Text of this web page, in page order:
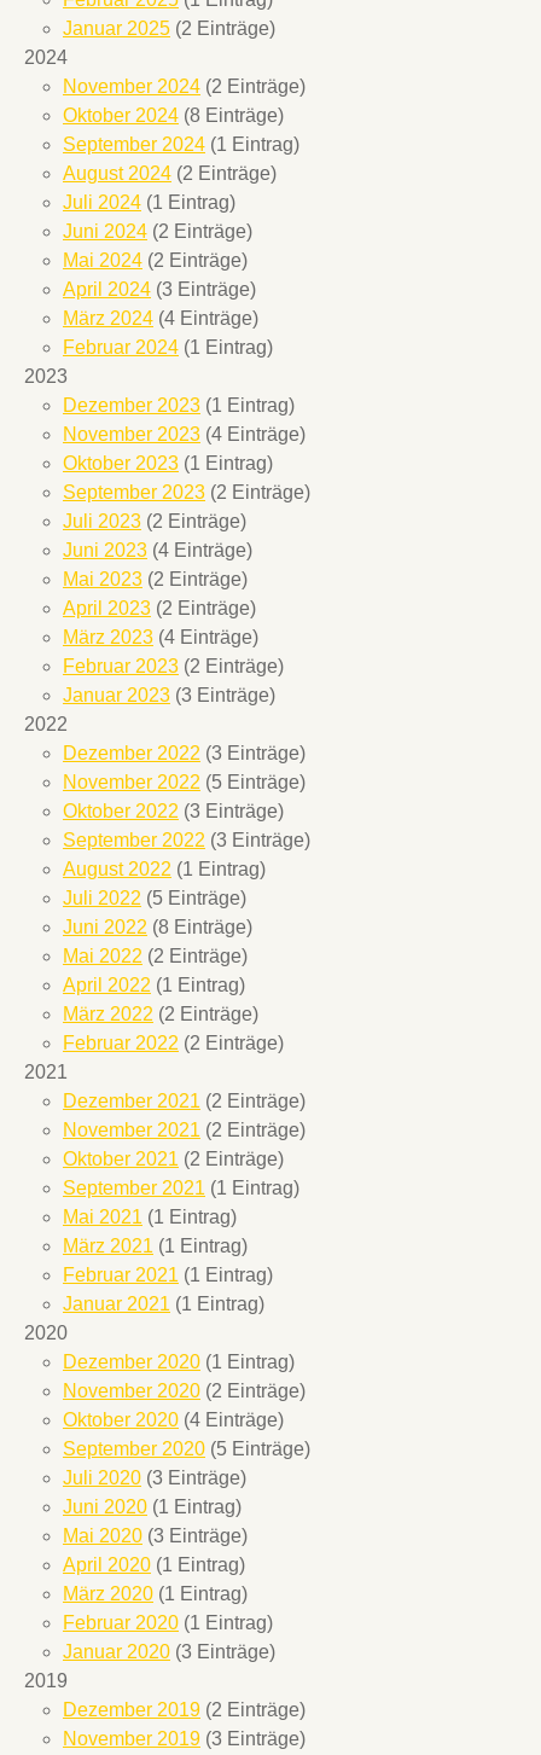
Januar 2025 (2 Einträge)
2024
November 2024 (2 Einträge)
Oktober 2024 (8 Einträge)
September 2024 (1 Eintrag)
August 2024 (2 Einträge)
Juli 2024 (1 Eintrag)
Juni 2024 (2 Einträge)
Mai 2024 (2 Einträge)
April 2024 (3 Einträge)
März 2024 (4 Einträge)
Februar 2024 (1 Eintrag)
2023
Dezember 2023 (1 Eintrag)
November 2023 (4 Einträge)
Oktober 2023 (1 Eintrag)
September 2023 (2 Einträge)
Juli 2023 (2 Einträge)
Juni 2023 (4 Einträge)
Mai 2023 (2 Einträge)
April 2023 (2 Einträge)
März 2023 (4 Einträge)
Februar 2023 (2 Einträge)
Januar 2023 (3 Einträge)
2022
Dezember 2022 (3 Einträge)
November 2022 (5 Einträge)
Oktober 2022 (3 Einträge)
September 2022 (3 Einträge)
August 2022 (1 Eintrag)
Juli 2022 (5 Einträge)
Juni 2022 (8 Einträge)
Mai 2022 (2 Einträge)
April 2022 (1 Eintrag)
März 2022 (2 Einträge)
Februar 2022 (2 Einträge)
2021
Dezember 2021 (2 Einträge)
November 2021 (2 Einträge)
Oktober 2021 (2 Einträge)
September 2021 (1 Eintrag)
Mai 2021 (1 Eintrag)
März 2021 (1 Eintrag)
Februar 2021 (1 Eintrag)
Januar 2021 (1 Eintrag)
2020
Dezember 2020 (1 Eintrag)
November 2020 (2 Einträge)
Oktober 2020 (4 Einträge)
September 2020 (5 Einträge)
Juli 2020 (3 Einträge)
Juni 2020 (1 Eintrag)
Mai 2020 (3 Einträge)
April 2020 (1 Eintrag)
März 2020 (1 Eintrag)
Februar 2020 (1 Eintrag)
Januar 2020 (3 Einträge)
2019
Dezember 2019 (2 Einträge)
November 2019 (3 Einträge)